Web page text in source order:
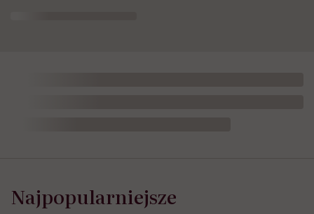
Najpopularniejsze